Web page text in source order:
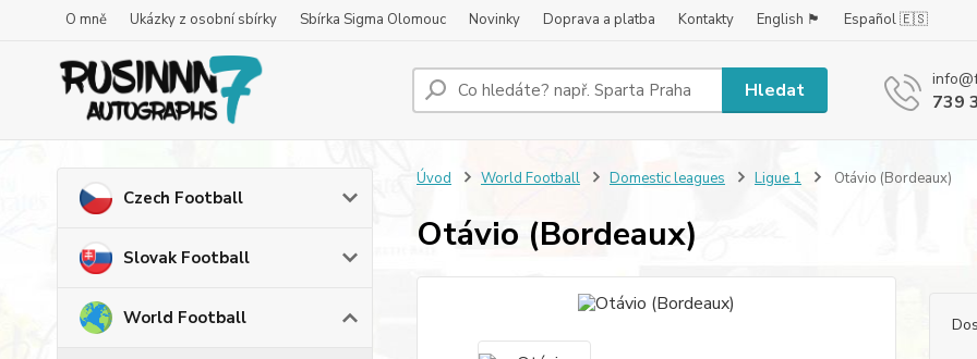
O mně Ukázky z osobní sbírky Sbírka Sigma Olomouc Novinky Doprava a platba Kontakty English 🏴󠁧󠁢󠁥󠁮󠁧󠁿 Español 🇪🇸
Hledat
739
Czech Football
Slovak Football
World Football
Úvod World Football Domestic leagues Ligue 1 Otávio (Bordeaux)
Otávio (Bordeaux)